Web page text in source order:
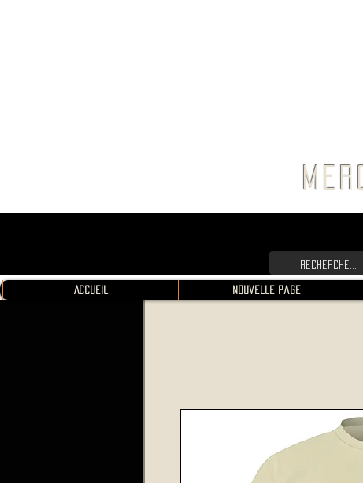
Accueil Nouvelle page